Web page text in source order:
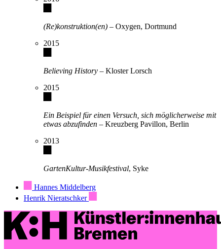
(Re)konstruktion(en) – Oxygen, Dortmund
2015
Believing History – Kloster Lorsch
2015
Ein Beispiel für einen Versuch, sich möglicherweise mit
etwas abzufinden – Kreuzberg Pavillon, Berlin
2013
GartenKultur-Musikfestival, Syke
Hannes Middelberg
Henrik Nieratschker